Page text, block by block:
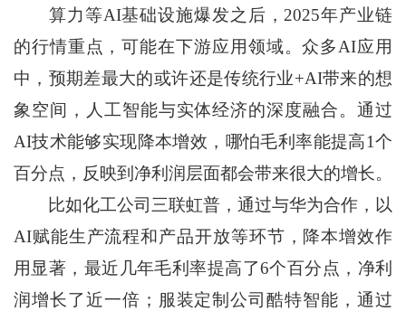
算力等AI基础设施爆发之后，2025年产业链
的行情重点，可能在下游应用领域。众多AI应用
中，预期差最大的或许还是传统行业+AI带来的想
象空间，人工智能与实体经济的深度融合。通过
AI技术能够实现降本增效，哪怕毛利率能提高1个
百分点，反映到净利润层面都会带来很大的增长。
比如化工公司三联虹普，通过与华为合作，以
AI赋能生产流程和产品开放等环节，降本增效作
用显著，最近几年毛利率提高了6个百分点，净利
润增长了近一倍；服装定制公司酷特智能，通过